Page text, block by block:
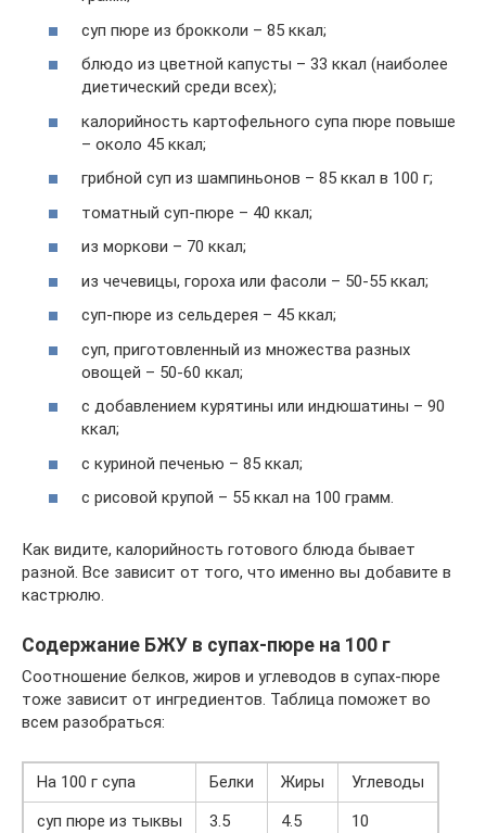
суп пюре из брокколи – 85 ккал;
блюдо из цветной капусты – 33 ккал (наиболее
диетический среди всех);
калорийность картофельного супа пюре повыше
– около 45 ккал;
грибной суп из шампиньонов – 85 ккал в 100 г;
томатный суп-пюре – 40 ккал;
из моркови – 70 ккал;
из чечевицы, гороха или фасоли – 50-55 ккал;
суп-пюре из сельдерея – 45 ккал;
суп, приготовленный из множества разных
овощей – 50-60 ккал;
с добавлением курятины или индюшатины – 90
ккал;
с куриной печенью – 85 ккал;
с рисовой крупой – 55 ккал на 100 грамм.
Как видите, калорийность готового блюда бывает
разной. Все зависит от того, что именно вы добавите в
кастрюлю.
Содержание БЖУ в супах-пюре на 100 г
Соотношение белков, жиров и углеводов в супах-пюре
тоже зависит от ингредиентов. Таблица поможет во
всем разобраться:
На 100 г супа Белки Жиры
Углеводы
суп пюре из тыквы
3.5 4.5
10